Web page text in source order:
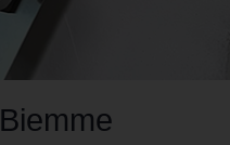
Biemme